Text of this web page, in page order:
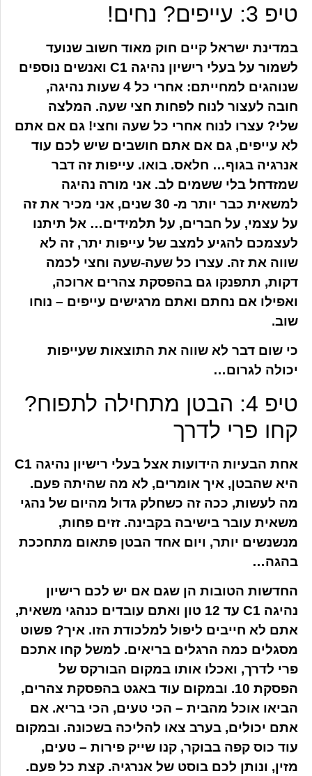
טיפ 3: עייפים? נחים!
במדינת ישראל קיים חוק מאוד חשוב שנועד
לשמור על בעלי רישיון נהיגה C1 ואנשים נוספים
שנוהגים למחייתם: אחרי כל 4 שעות נהיגה,
חובה לעצור לנוח לפחות חצי שעה. המלצה
שלי? עצרו לנוח אחרי כל שעה וחצי! גם אם אתם
לא עייפים, גם אם אתם חושבים שיש לכם עוד
אנרגיה בגוף… חלאס. בואו. עייפות זה דבר
שמזדחל בלי ששמים לב. אני מורה נהיגה
למשאית כבר יותר מ- 30 שנים, אני מכיר את זה
על עצמי, על חברים, על תלמידים… אל תיתנו
לעצמכם להגיע למצב של עייפות יתר, זה לא
שווה את זה. עצרו כל שעה-שעה וחצי לכמה
דקות, תתפנקו גם בהפסקת צהרים ארוכה,
ואפילו אם נחתם ואתם מרגישים עייפים – נוחו
שוב.
כי שום דבר לא שווה את התוצאות שעייפות
יכולה לגרום…
טיפ 4: הבטן מתחילה לתפוח?
קחו פרי לדרך
אחת הבעיות הידועות אצל בעלי רישיון נהיגה C1
היא שהבטן, איך אומרים, לא מה שהיתה פעם.
מה לעשות, ככה זה כשחלק גדול מהיום של נהגי
משאית עובר בישיבה בקבינה. זזים פחות,
מנשנשים יותר, ויום אחד הבטן פתאום מתחככת
בהגה…
החדשות הטובות הן שגם אם יש לכם רישיון
נהיגה C1 עד 12 טון ואתם עובדים כנהגי משאית,
אתם לא חייבים ליפול למלכודת הזו. איך? פשוט
מסגלים כמה הרגלים בריאים. למשל קחו אתכם
פרי לדרך, ואכלו אותו במקום הבורקס של
הפסקת 10. ובמקום עוד באגט בהפסקת צהרים,
הביאו אוכל מהבית – הכי טעים, הכי בריא. אם
אתם יכולים, בערב צאו להליכה בשכונה. ובמקום
עוד כוס קפה בבוקר, קנו שייק פירות – טעים,
מזין, ונותן לכם בוסט של אנרגיה. קצת כל פעם.